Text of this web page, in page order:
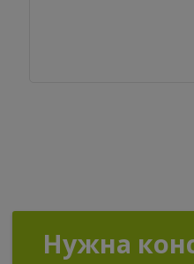
Нужна